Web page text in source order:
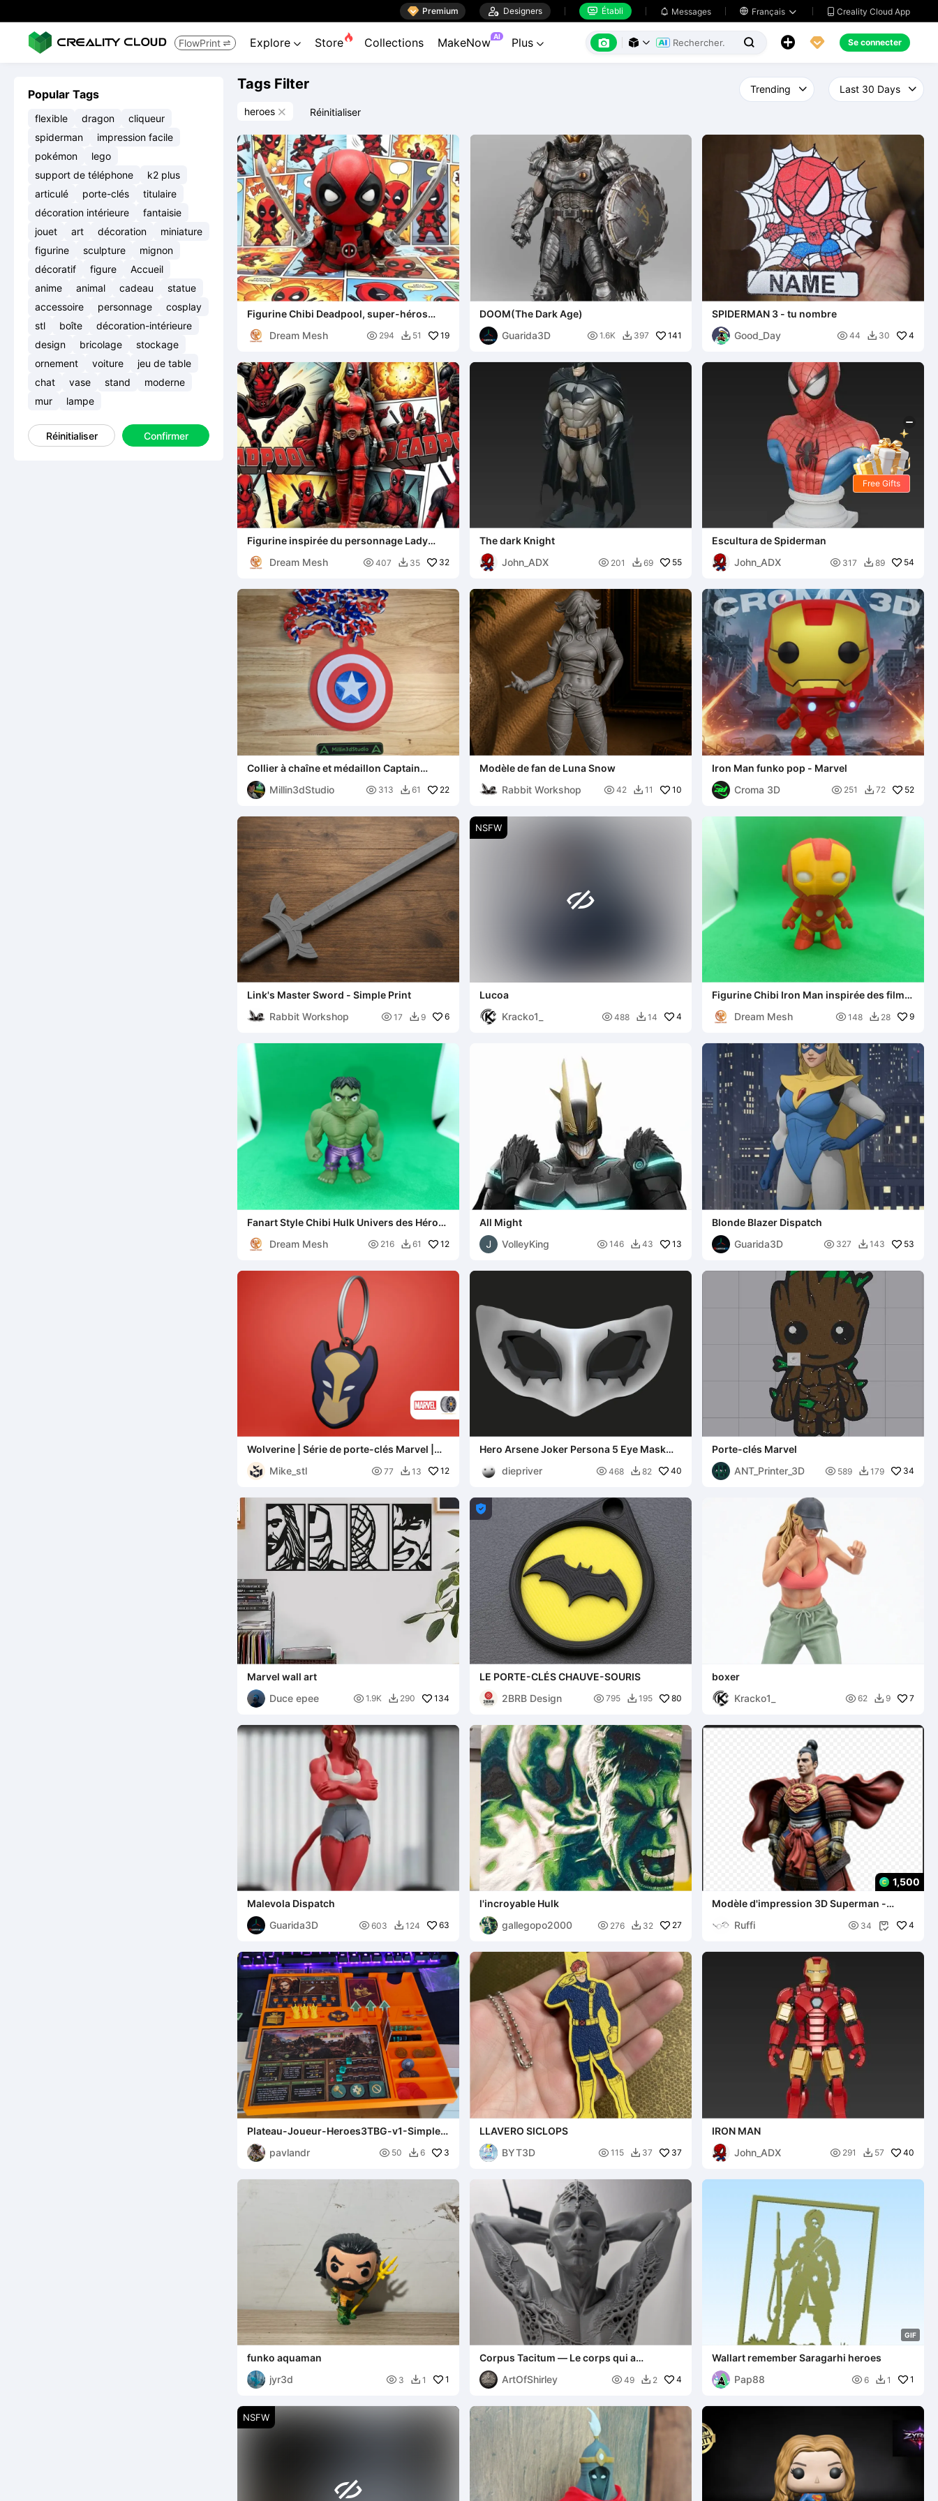
 Premium  Designers  Établi  Messages  Français   Creality Cloud App
FlowPrint  Explore  Store Collections MakeNow AI Plus        Se connecter
Popular Tags
flexible dragon
cliqueur
spiderman
impression facile
pokémon
lego
support de téléphone
k2 plus
articulé
porte-clés
titulaire
décoration intérieure
fantaisie
jouet
art décoration
miniature
figurine
sculpture
mignon
décoratif
figure
Accueil
anime
animal cadeau
statue
accessoire
personnage
cosplay
stl
boîte
décoration-intérieure
design
bricolage
stockage
ornement
voiture
jeu de table
chat
vase stand
moderne
mur
lampe
Réinitialiser Confirmer
Tags Filter
heroes  Réinitialiser
Figurine Chibi Deadpool, super-héros
Dream Mesh
 294  51 19
DOOM(The Dark Age)
Guarida3D
 1.6K  397 141
SPIDERMAN 3 - tu nombre
Good_Day
 44  30 4
Figurine inspirée du personnage Lady
Dream Mesh
 407  35 32
The dark Knight
John_ADX
 201  69 55
Escultura de Spiderman
John_ADX
 317  89 54
Collier à chaîne et médaillon Captain
America Marvel
Millin3dStudio
 313  61 22
Modèle de fan de Luna Snow
Rabbit Workshop
 42  11 10
Iron Man funko pop - Marvel
Croma 3D
 251  72 52
Link's Master Sword - Simple Print
Rabbit Workshop
 17  9 6
NSFW

Lucoa
Kracko1_
 488  14 4
Figurine Chibi Iron Man inspirée des films
Dream Mesh
 148  28 9
Fanart Style Chibi Hulk Univers des Héros
Dream Mesh
 216  61 12
All Might
VolleyKing
 146  43 13
Blonde Blazer Dispatch
Guarida3D
 327  143 53
Wolverine | Série de porte-clés Marvel |
CFS
Mike_stl
 77  13 12
Hero Arsene Joker Persona 5 Eye Mask
diepriver
 468  82 40
Porte-clés Marvel
ANT_Printer_3D
 589  179 34
Marvel wall art
Duce epee
 1.9K  290 134

LE PORTE-CLÉS CHAUVE-SOURIS
2BRB Design
 795  195 80
boxer
Kracko1_
 62  9 7
Malevola Dispatch
Guarida3D
 603  124 63
l'incroyable Hulk
gallegopo2000
 276  32 27
1,500
Modèle d'impression 3D Superman -
Ruffi
 34  4
Plateau-Joueur-Heroes3TBG-v1-Simple-
MP-Variante-Fidget
pavlandr
 50  6 3
LLAVERO SICLOPS
BYT3D
 115  37 37
IRON MAN
John_ADX
 291  57 40
funko aquaman
jyr3d
 3  1 1
Corpus Tacitum — Le corps qui a
combattu en silence
ArtOfShirley
 49  2 4
GIF
Wallart remember Saragarhi heroes
Pap88
 6  1 1
NSFW

Free Gifts